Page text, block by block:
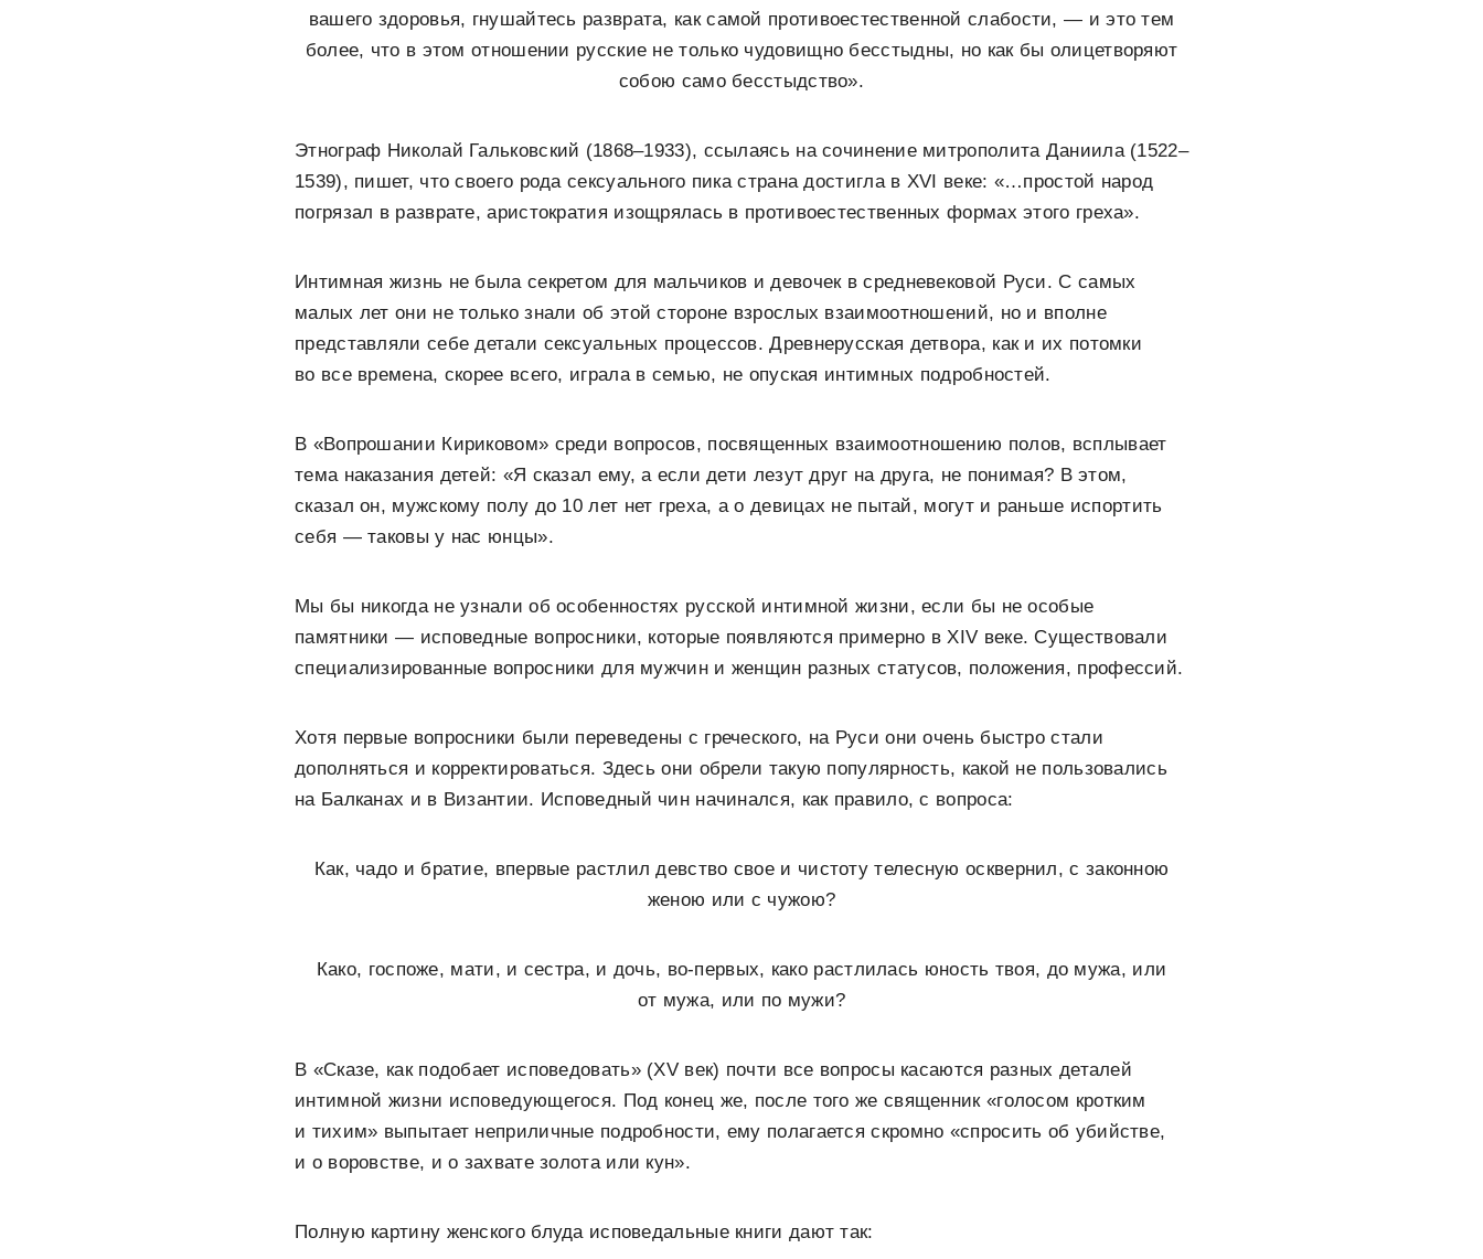
вашего здоровья, гнушайтесь разврата, как самой противоестественной слабости, — и это тем
более, что в этом отношении русские не только чудовищно бесстыдны, но как бы олицетворяют
собою само бесстыдство».
Этнограф Николай Гальковский (1868–1933), ссылаясь на сочинение митрополита Даниила (1522–
1539), пишет, что своего рода сексуального пика страна достигла в XVI веке: «…простой народ
погрязал в разврате, аристократия изощрялась в противоестественных формах этого греха».
Интимная жизнь не была секретом для мальчиков и девочек в средневековой Руси. С самых
малых лет они не только знали об этой стороне взрослых взаимоотношений, но и вполне
представляли себе детали сексуальных процессов. Древнерусская детвора, как и их потомки
во все времена, скорее всего, играла в семью, не опуская интимных подробностей.
В «Вопрошании Кириковом» среди вопросов, посвященных взаимоотношению полов, всплывает
тема наказания детей: «Я сказал ему, а если дети лезут друг на друга, не понимая? В этом,
сказал он, мужскому полу до 10 лет нет греха, а о девицах не пытай, могут и раньше испортить
себя — таковы у нас юнцы».
Мы бы никогда не узнали об особенностях русской интимной жизни, если бы не особые
памятники — исповедные вопросники, которые появляются примерно в XIV веке. Существовали
специализированные вопросники для мужчин и женщин разных статусов, положения, профессий.
Хотя первые вопросники были переведены с греческого, на Руси они очень быстро стали
дополняться и корректироваться. Здесь они обрели такую популярность, какой не пользовались
на Балканах и в Византии. Исповедный чин начинался, как правило, с вопроса:
Как, чадо и братие, впервые растлил девство свое и чистоту телесную осквернил, с законною
женою или с чужою?
Како, госпоже, мати, и сестра, и дочь, во-первых, како растлилась юность твоя, до мужа, или
от мужа, или по мужи?
В «Сказе, как подобает исповедовать» (XV век) почти все вопросы касаются разных деталей
интимной жизни исповедующегося. Под конец же, после того же священник «голосом кротким
и тихим» выпытает неприличные подробности, ему полагается скромно «спросить об убийстве,
и о воровстве, и о захвате золота или кун».
Полную картину женского блуда исповедальные книги дают так: